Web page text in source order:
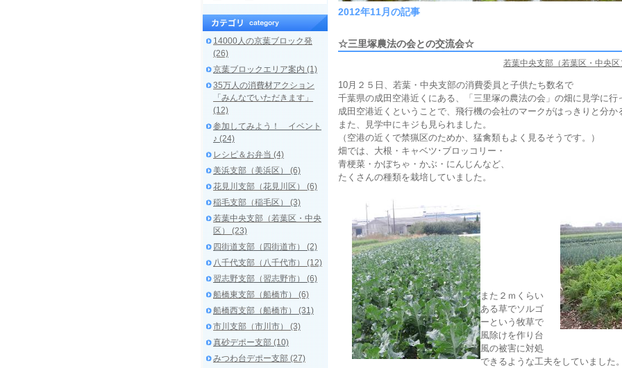
2012年11月の記事
☆三里塚農法の会との交流会☆
若葉中央支部（若葉区・中央区
10月２５日、若葉・中央支部の消費委員と子供たち数名で
千葉県の成田空港近くにある、「三里塚の農法の会」の畑に見学に行
成田空港近くということで、飛行機の会社のマークがはっきりと分か
また、見学中にキジも見られました。
（空港の近くで禁猟区のためか、猛禽類もよく見るそうです。）
畑では、大根・キャベツ･ブロッコリー・
青梗菜・かぼちゃ・かぶ・にんじんなど、
たくさんの種類を栽培していました。
また２ｍくらい
ある草でソルゴ
ーという牧草で
風除けを作り台
風の被害に対処
できるような工夫をしていました
14000人の京葉ブロック発
(26)
京葉ブロックエリア案内 (1)
35万人の消費材アクション
「みんなでいただきます」
(12)
参加してみよう！ イベント
♪ (24)
レシピ＆お弁当 (4)
美浜支部（美浜区） (6)
花見川支部（花見川区） (6)
稲毛支部（稲毛区） (3)
若葉中央支部（若葉区・中央
区） (23)
四街道支部（四街道市） (2)
八千代支部（八千代市） (12)
習志野支部（習志野市） (6)
船橋東支部（船橋市） (6)
船橋西支部（船橋市） (31)
市川支部（市川市） (3)
真砂デポー支部 (10)
みつわ台デポー支部 (27)